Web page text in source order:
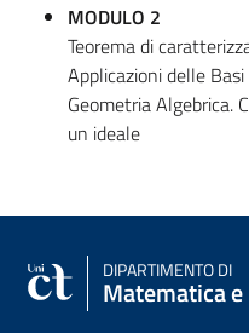
MODULO 2
Teorema di
Applicazioni delle
Geometria Algebrica.
un ideale
DIPARTIMENTO DI
Matematica